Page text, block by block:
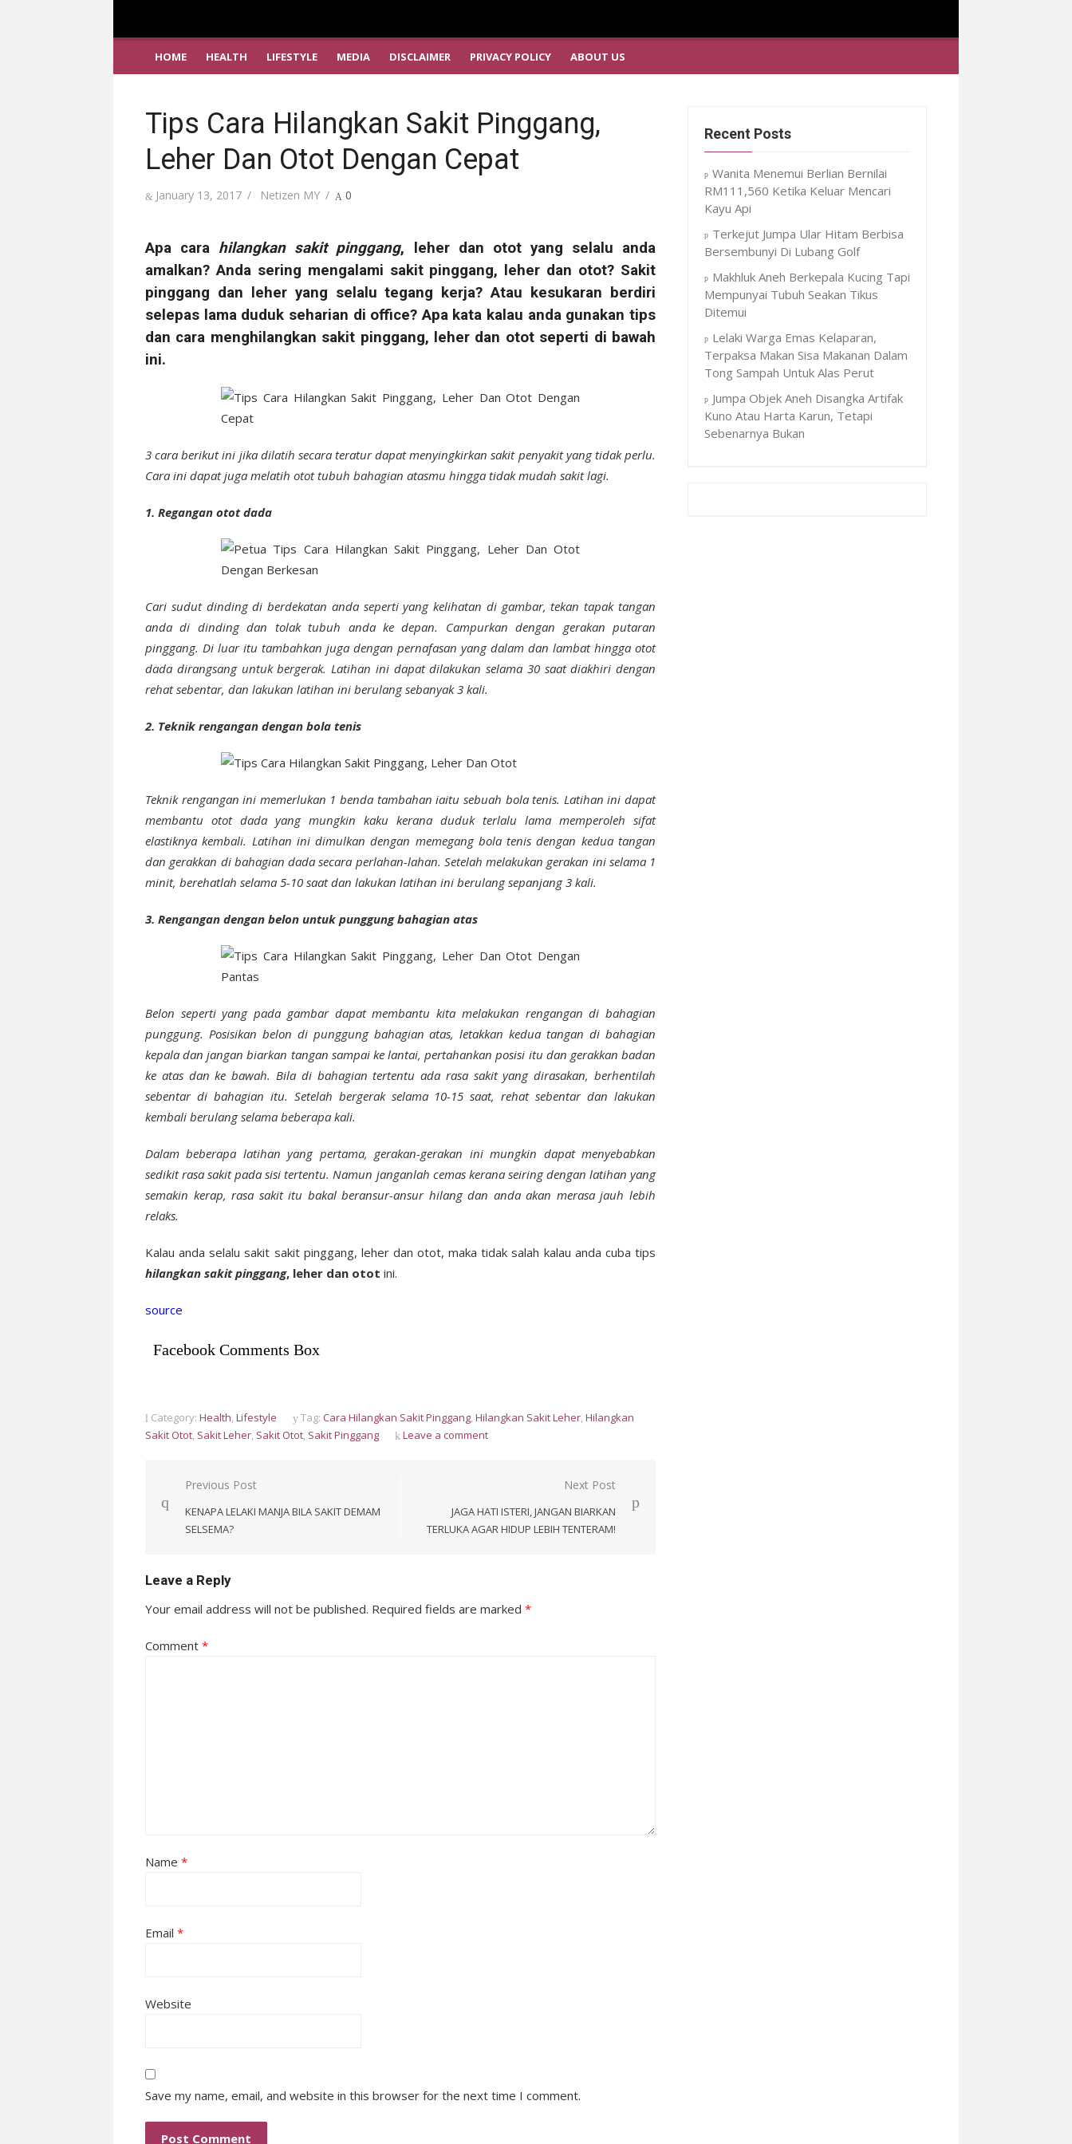
HOME HEALTH LIFESTYLE MEDIA DISCLAIMER PRIVACY POLICY ABOUT US
Tips Cara Hilangkan Sakit Pinggang,
Leher Dan Otot Dengan Cepat
Posted
January 13, 2017 Author
Netizen MY 0
Apa cara hilangkan sakit pinggang, leher dan ototyang selalu anda
amalkan? Anda sering mengalami sakit pinggang, leher dan otot? Sakit
pinggang dan leher yang selalu tegang kerja? Atau kesukaran berdiri
selepas lama duduk seharian di office? Apa kata kalau anda gunakan tips
dan cara menghilangkan sakit pinggang, leher dan otot seperti di bawah
ini.
3 cara berikut ini jika dilatih secara teratur dapat menyingkirkan sakit penyakit yang tidak perlu.
Cara ini dapat juga melatih otot tubuh bahagian atasmu hingga tidak mudah sakit lagi.
1. Regangan otot dada
Cari sudut dinding di berdekatan anda seperti yang kelihatan di gambar, tekan tapak tangan
anda di dinding dan tolak tubuh anda ke depan. Campurkan dengan gerakan putaran
pinggang. Di luar itu tambahkan juga dengan pernafasan yang dalam dan lambat hingga otot
dada dirangsang untuk bergerak. Latihan ini dapat dilakukan selama 30 saat diakhiri dengan
rehat sebentar, dan lakukan latihan ini berulang sebanyak 3 kali.
2. Teknik rengangan dengan bola tenis
Teknik rengangan ini memerlukan 1 benda tambahan iaitu sebuah bola tenis. Latihan ini dapat
membantu otot dada yang mungkin kaku kerana duduk terlalu lama memperoleh sifat
elastiknya kembali. Latihan ini dimulkan dengan memegang bola tenis dengan kedua tangan
dan gerakkan di bahagian dada secara perlahan-lahan. Setelah melakukan gerakan ini selama 1
minit, berehatlah selama 5-10 saat dan lakukan latihan ini berulang sepanjang 3 kali.
3. Rengangan dengan belon untuk punggung bahagian atas
Belon seperti yang pada gambar dapat membantu kita melakukan rengangan di bahagian
punggung. Posisikan belon di punggung bahagian atas, letakkan kedua tangan di bahagian
kepala dan jangan biarkan tangan sampai ke lantai, pertahankan posisi itu dan gerakkan badan
ke atas dan ke bawah. Bila di bahagian tertentu ada rasa sakit yang dirasakan, berhentilah
sebentar di bahagian itu. Setelah bergerak selama 10-15 saat, rehat sebentar dan lakukan
kembali berulang selama beberapa kali.
Dalam beberapa latihan yang pertama, gerakan-gerakan ini mungkin dapat menyebabkan
sedikit rasa sakit pada sisi tertentu. Namun janganlah cemas kerana seiring dengan latihan yang
semakin kerap, rasa sakit itu bakal beransur-ansur hilang dan anda akan merasa jauh lebih
relaks.
Kalau anda selalu sakit sakit pinggang, leher dan otot, maka tidak salah kalau anda cuba tips
hilangkan sakit pinggang, leher dan otot ini.
source
Facebook Comments Box
Category: Health,Lifestyle Tag: Cara Hilangkan Sakit Pinggang,Hilangkan Sakit Leher,Hilangkan
Sakit Otot, Sakit Leher, Sakit Otot, Sakit Pinggang Leave a comment
Post
navigation
Previous Post
KENAPA LELAKI MANJA BILA SAKIT DEMAM
SELSEMA?
Next Post
JAGA HATI ISTERI, JANGAN BIARKAN
TERLUKA AGAR HIDUP LEBIH TENTERAM!
Leave a Reply
Your email address will not be published. Required fields are marked *
Comment *
Name *
Email *
Website
Save my name, email, and website in this browser for the next time I comment.
Recent Posts
Wanita Menemui Berlian Bernilai
RM111,560 Ketika Keluar Mencari
Kayu Api
Terkejut Jumpa Ular Hitam Berbisa
Bersembunyi Di Lubang Golf
Makhluk Aneh Berkepala Kucing Tapi
Mempunyai Tubuh Seakan Tikus
Ditemui
Lelaki Warga Emas Kelaparan,
Terpaksa Makan Sisa Makanan Dalam
Tong Sampah Untuk Alas Perut
Jumpa Objek Aneh Disangka Artifak
Kuno Atau Harta Karun, Tetapi
Sebenarnya Bukan